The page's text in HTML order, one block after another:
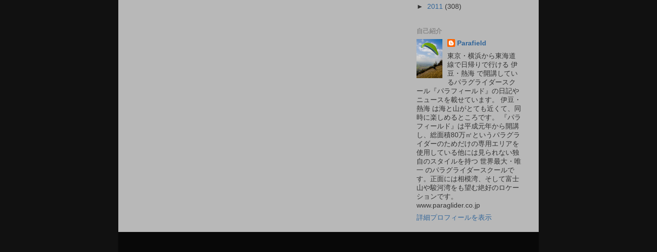
► 2011 (308)
自己紹介
Parafield
東京・横浜から東海道
線で日帰りで行ける 伊
豆・熱海 で開講してい
るパラグライダースク
ール『パラフィールド』の日記や
ニュースを載せています。 伊豆・
熱海 は海と山がとても近くて、同
時に楽しめるところです。 『パラ
フィールド』は平成元年から開講
し、総面積80万㎡というパラグラ
イダーのためだけの専用エリアを
使用している他には見られない独
自のスタイルを持つ 世界最大・唯
一 のパラグライダースクールで
す。正面には相模湾、そして富士
山や駿河湾をも望む絶好のロケー
ションです。
www.paraglider.co.jp
詳細プロフィールを表示